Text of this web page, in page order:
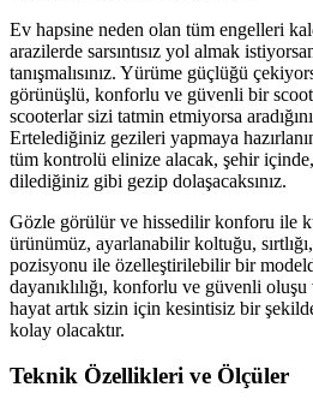
Ev hapsine neden olan tüm engelleri
arazilerde sarsıntısız yol almak
tanışmalısınız. Yürüme güçlüğü
görünüşlü, konforlu ve güvenli bir
scooterlar sizi tatmin etmiyorsa
Ertelediğiniz gezileri yapmaya
tüm kontrolü elinize alacak, şehir
dilediğiniz gibi gezip dolaşacaksınız.
Gözle görülür ve hissedilir konforu ile
ürünümüz, ayarlanabilir koltuğu,
pozisyonu ile özelleştirilebilir bir
dayanıklılığı, konforlu ve güvenli
hayat artık sizin için kesintisiz bir
kolay olacaktır.
Teknik Özellikleri ve Ölçüler